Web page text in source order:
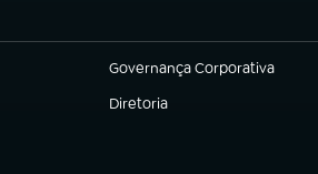
Governança Corporativa
(abre em nova aba)
Diretoria
(abre em nova aba)